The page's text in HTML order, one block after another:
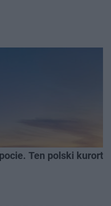
Ten polski kurort